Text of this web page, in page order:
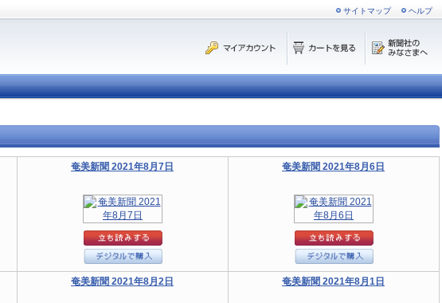
サイトマップ ヘルプ
奄美新聞 2021年8月7日 奄美新聞 2021年8月6日
奄美新聞 2021年8月2日 奄美新聞 2021年8月1日